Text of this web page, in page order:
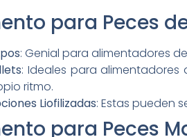
para Peces
: Genial para alimentadores
: Ideales para
ritmo.
Liofilizadas: Estas pueden
para Peces